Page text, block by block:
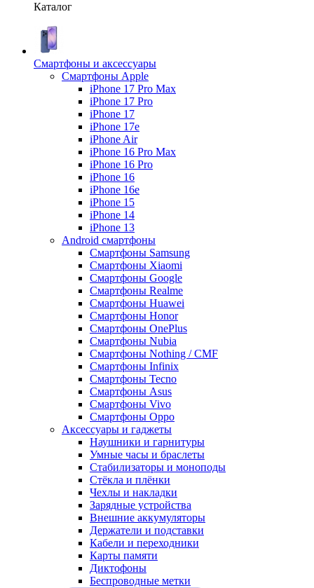
Каталог
Смартфоны и аксессуары
Смартфоны Apple
iPhone 17 Pro Max
iPhone 17 Pro
iPhone 17
iPhone 17e
iPhone Air
iPhone 16 Pro Max
iPhone 16 Pro
iPhone 16
iPhone 16e
iPhone 15
iPhone 14
iPhone 13
Android cмартфоны
Смартфоны Samsung
Смартфоны Xiaomi
Смартфоны Google
Смартфоны Realme
Смартфоны Huawei
Смартфоны Honor
Смартфоны OnePlus
Смартфоны Nubia
Смартфоны Nothing / CMF
Смартфоны Infinix
Смартфоны Tecno
Смартфоны Asus
Смартфоны Vivo
Смартфоны Oppo
Аксессуары и гаджеты
Наушники и гарнитуры
Умные часы и браслеты
Стабилизаторы и моноподы
Стёкла и плёнки
Чехлы и накладки
Зарядные устройства
Внешние аккумуляторы
Держатели и подставки
Кабели и переходники
Карты памяти
Диктофоны
Беспроводные метки